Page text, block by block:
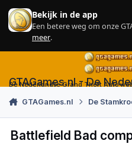
Skip to content
Bekijk in de app
Een betere weg om onze
meer.
GTAGames.nl - De
De Nederlandse Grand Theft Auto
GTAGames.nl De
Battlefield Bad